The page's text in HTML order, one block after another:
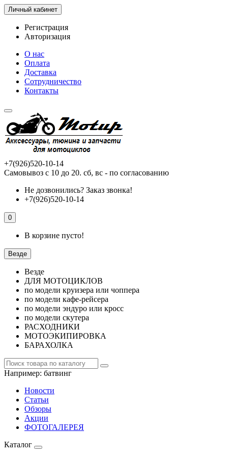
Личный кабинет
Регистрация
Авторизация
О нас
Оплата
Доставка
Сотрудничество
Контакты
+7(926)520-10-14
Самовывоз с 10 до 20. сб, вс - по согласованию
Не дозвонились? Заказ звонка!
+7(926)520-10-14
0
В корзине пусто!
Везде
Везде
ДЛЯ МОТОЦИКЛОВ
по модели круизера или чоппера
по модели кафе-рейсера
по модели эндуро или кросс
по модели скутера
РАСХОДНИКИ
МОТОЭКИПИРОВКА
БАРАХОЛКА
Например: батвинг
Новости
Статьи
Обзоры
Акции
ФОТОГАЛЕРЕЯ
Каталог